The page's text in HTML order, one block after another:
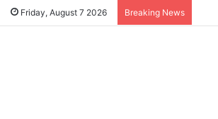
Friday, August 7 2026 Breaking News